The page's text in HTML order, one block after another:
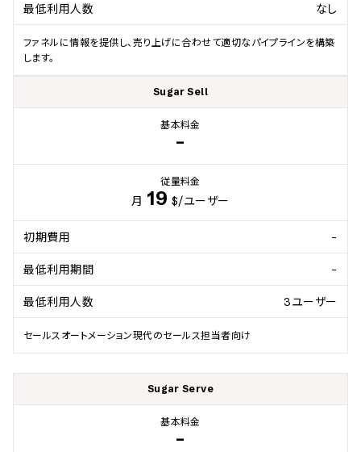
最低利用人数 なし
ファネルに情報を提供し、売り上げに合わせて適切なパイプラインを構築
します。
Sugar Sell
基本料金
-
従量料金
月 19 $/ユーザー
初期費用 -
最低利用期間 -
最低利用人数 3ユーザー
セールスオートメーション現代のセールス担当者向け
Sugar Serve
基本料金
-